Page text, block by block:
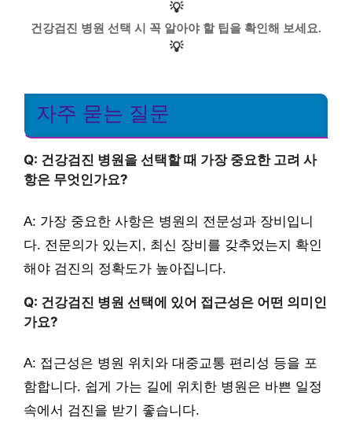
💡
건강검진 병원 선택 시 꼭 알아야 할 팁을 확인해 보세요.
💡
자주 묻는 질문
Q: 건강검진 병원을 선택할 때 가장 중요한 고려 사
항은 무엇인가요?
A: 가장 중요한 사항은 병원의 전문성과 장비입니
다. 전문의가 있는지, 최신 장비를 갖추었는지 확인
해야 검진의 정확도가 높아집니다.
Q: 건강검진 병원 선택에 있어 접근성은 어떤 의미인
가요?
A: 접근성은 병원 위치와 대중교통 편리성 등을 포
함합니다. 쉽게 가는 길에 위치한 병원은 바쁜 일정
속에서 검진을 받기 좋습니다.